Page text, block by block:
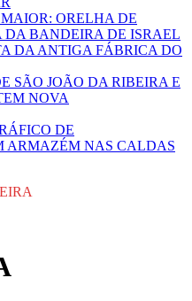
ORELHA DE
DA BANDEIRA DE ISRAEL
DA ANTIGA FÁBRICA DO
SÃO JOÃO DA RIBEIRA E
NOVA
DE
ARMAZÉM NAS CALDAS